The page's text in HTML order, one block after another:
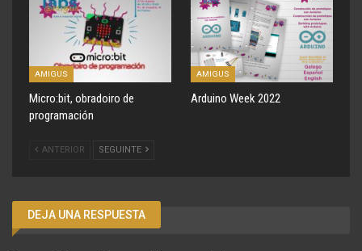
AMIGUS
Micro:bit, obradoiro de
programación
AMIGUS
Arduino Week 2022
ANTERIOR SEGUINTE
DEJA UNA RESPUESTA